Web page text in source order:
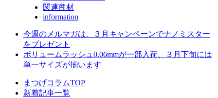
関連商材
information
今週のメルマガは、３月キャンペーンでナノミスター
をプレゼント
ボリュームラッシュ0.06mmが一部入荷、３月下旬には
単一サイズが揃います
まつげコラムTOP
新着記事一覧